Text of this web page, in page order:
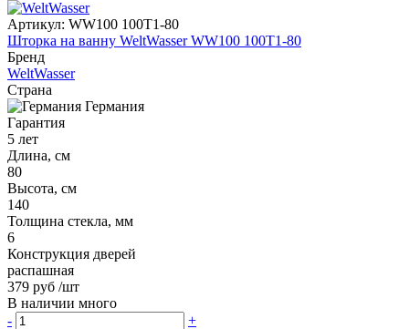
Артикул: WW100 100T1-80
Шторка на ванну WeltWasser WW100 100T1-80
Бренд
WeltWasser
Страна
Германия
Гарантия
5 лет
Длина, см
80
Высота, см
140
Толщина стекла, мм
6
Конструкция дверей
распашная
379 руб /шт
В наличии много
-
+